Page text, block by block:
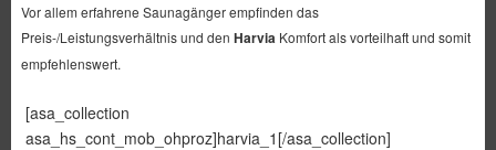
Vor allem erfahrene Saunagänger empfinden das
Preis-/Leistungsverhältnis und den Harvia Komfort als vorteilhaft und somit
empfehlenswert.
[asa_collection
asa_hs_cont_mob_ohproz]harvia_1[/asa_collection]